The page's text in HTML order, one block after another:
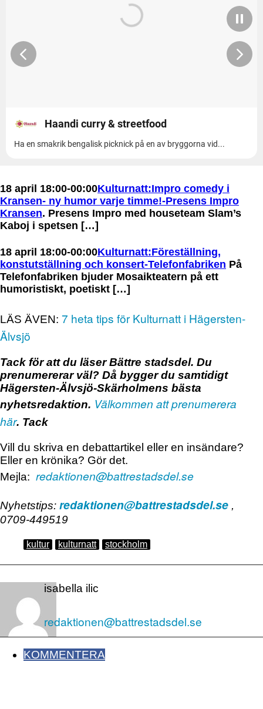
18 april 18:00-00:00Kulturnatt:Impro comedy i
Kransen- ny humor varje timme!-Presens Impro
Kransen. Presens Impro med houseteam Slam’s
Kaboj i spetsen […]
18 april 18:00-00:00Kulturnatt:Föreställning,
konstutställning och konsert-Telefonfabriken På
Telefonfabriken bjuder Mosaikteatern på ett
humoristiskt, poetiskt […]
LÄS ÄVEN: 7 heta tips för Kulturnatt i Hägersten-
Älvsjö
Tack för att du läser Bättre stadsdel. Du
prenumererar väl? Då bygger du samtidigt
Hägersten-Älvsjö-Skärholmens bästa
nyhetsredaktion. Välkommen att prenumerera
här. Tack
Vill du skriva en debattartikel eller en insändare?
Eller en krönika? Gör det.
Mejla: redaktionen@battrestadsdel.se
Nyhetstips: redaktionen@battrestadsdel.se ,
0709-449519
kultur kulturnatt stockholm
isabella ilic
redaktionen@battrestadsdel.se
KOMMENTERA